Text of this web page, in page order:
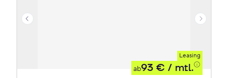
Leasing
ab93 € / mtl.